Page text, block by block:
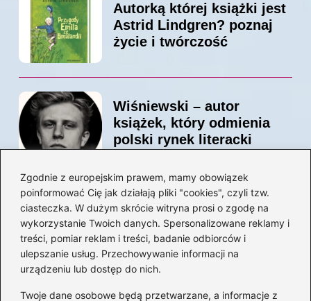
Zgodnie z europejskim prawem, mamy obowiązek
poinformować Cię jak działają pliki "cookies", czyli tzw.
ciasteczka. W dużym skrócie witryna prosi o zgodę na
wykorzystanie Twoich danych. Spersonalizowane reklamy i
treści, pomiar reklam i treści, badanie odbiorców i
ulepszanie usług. Przechowywanie informacji na
urządzeniu lub dostęp do nich.
Twoje dane osobowe będą przetwarzane, a informacje z
Autorką której książki jest
Astrid Lindgren? poznaj
życie i twórczość
Wiśniewski – autor
książek, który odmienia
polski rynek literacki
Magiczne kulisy życia
autora książki o Kubusiu
Puchatku